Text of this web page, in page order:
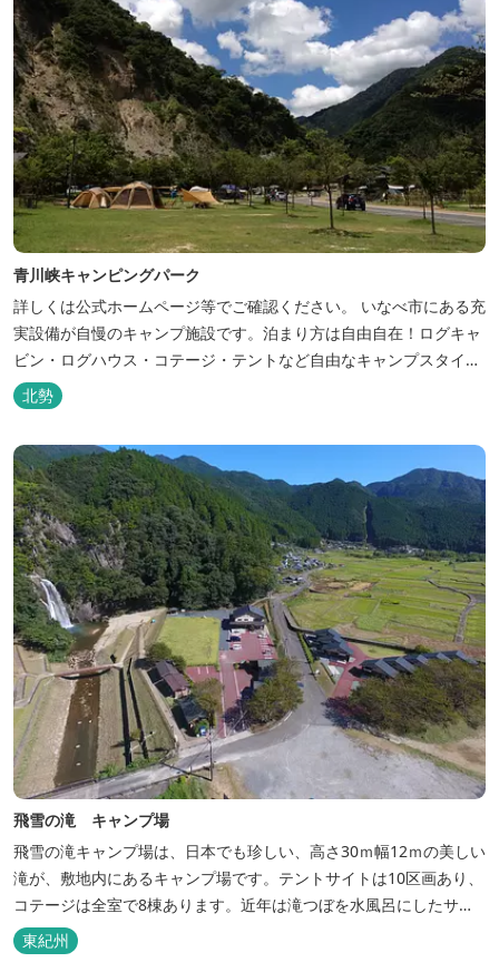
青川峡キャンピングパーク
詳しくは公式ホームページ等でご確認ください。 いなべ市にある充
実設備が自慢のキャンプ施設です。泊まり方は自由自在！ログキャ
ビン・ログハウス・コテージ・テントなど自由なキャンプスタイル
が楽しめます。屋根付きの炭火焼ハウスがありますので、雨や風の
日も快適にバーベキューをお楽しみいただけます。日帰り利用、団
ィールドもございま...
北勢
飛雪の滝 キャンプ場
飛雪の滝キャンプ場は、日本でも珍しい、高さ30ｍ幅12ｍの美しい
滝が、敷地内にあるキャンプ場です。テントサイトは10区画あり、
コテージは全室で8棟あります。近年は滝つぼを水風呂にしたサウ
ナが人気です。
東紀州